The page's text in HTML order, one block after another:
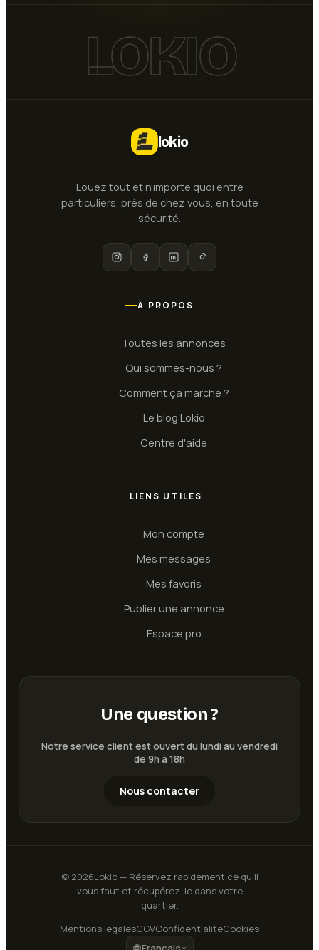
LOKIO
lokio
Louez tout et n'importe quoi entre
particuliers, près de chez vous, en toute
sécurité.
À PROPOS
Toutes les annonces
Qui sommes-nous ?
Comment ça marche ?
Le blog Lokio
Centre d'aide
LIENS UTILES
Mon compte
Mes messages
Mes favoris
Publier une annonce
Espace pro
Une question ?
Notre service client est ouvert du lundi au vendredi
de 9h à 18h
Nous contacter
© 2026Lokio — Réservez rapidement ce qu'il
vous faut et récupérez-le dans votre
quartier.
Mentions légalesCGVConfidentialitéCookies